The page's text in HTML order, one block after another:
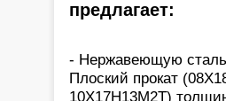
предлагает:
- Нержавеющую
Плоский прокат
10Х17Н13М2Т)